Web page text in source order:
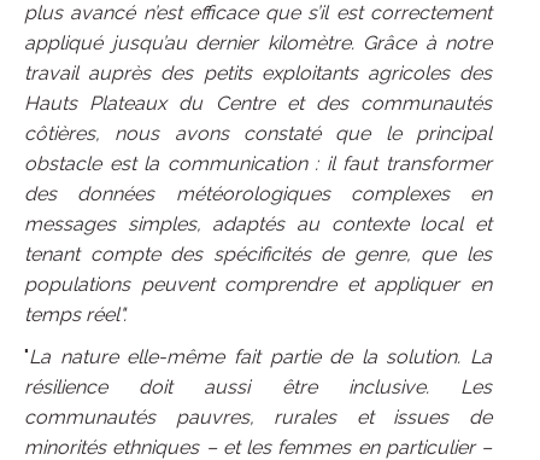
plus avancé n’est efficace que s’il est correctement
appliqué jusqu’au dernier kilomètre. Grâce à notre
travail auprès des petits exploitants agricoles des
Hauts Plateaux du Centre et des communautés
côtières, nous avons constaté que le principal
obstacle est la communication : il faut transformer
des données météorologiques complexes en
messages simples, adaptés au contexte local et
tenant compte des spécificités de genre, que les
populations peuvent comprendre et appliquer en
temps réel".
"La nature elle-même fait partie de la solution. La
résilience doit aussi être inclusive. Les
communautés pauvres, rurales et issues de
minorités ethniques – et les femmes en particulier –